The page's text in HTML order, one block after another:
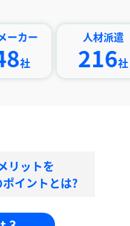
社
リットを
イントとは?